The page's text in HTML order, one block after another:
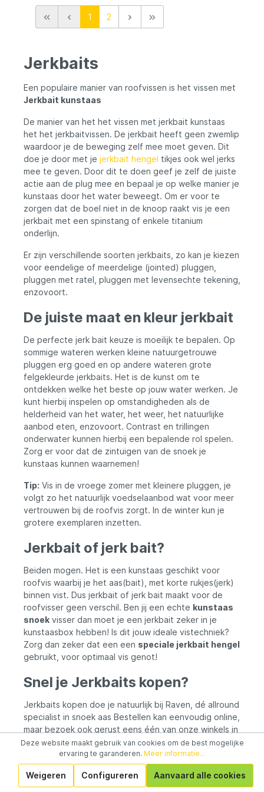
1 2
Jerkbaits
Een populaire manier van roofvissen is het vissen met
Jerkbait kunstaas
De manier van het het vissen met jerkbait kunstaas
het het jerkbaitvissen. De jerkbait heeft geen zwemlip
waardoor je de beweging zelf mee moet geven. Dit
doe je door met je jerkbait hengel tikjes ook wel jerks
mee te geven. Door dit te doen geef je zelf de juiste
actie aan de plug mee en bepaal je op welke manier je
kunstaas door het water beweegt. Om er voor te
zorgen dat de boel niet in de knoop raakt vis je een
jerkbait met een spinstang of enkele titanium
onderlijn.
Er zijn verschillende soorten jerkbaits, zo kan je kiezen
voor eendelige of meerdelige (jointed) pluggen,
pluggen met ratel, pluggen met levensechte tekening,
enzovoort.
De juiste maat en kleur jerkbait
De perfecte jerk bait keuze is moeilijk te bepalen. Op
sommige wateren werken kleine natuurgetrouwe
pluggen erg goed en op andere wateren grote
felgekleurde jerkbaits. Het is de kunst om te
ontdekken welke het beste op jouw water werken. Je
kunt hierbij inspelen op omstandigheden als de
helderheid van het water, het weer, het natuurlijke
aanbod eten, enzovoort. Contrast en trillingen
onderwater kunnen hierbij een bepalende rol spelen.
Zorg er voor dat de zintuigen van de snoek je
kunstaas kunnen waarnemen!
Tip: Vis in de vroege zomer met kleinere pluggen, je
volgt zo het natuurlijk voedselaanbod wat voor meer
vertrouwen bij de roofvis zorgt. In de winter kun je
grotere exemplaren inzetten.
Jerkbait of jerk bait?
Beiden mogen. Het is een kunstaas geschikt voor
roofvis waarbij je het aas(bait), met korte rukjes(jerk)
binnen vist. Dus jerkbait of jerk bait maakt voor de
roofvisser geen verschil. Ben jij een echte kunstaas
snoek visser dan moet je een jerkbait zeker in je
kunstaasbox hebben! Is dit jouw ideale vistechniek?
Zorg dan zeker dat een een speciale jerkbait hengel
gebruikt, voor optimaal vis genot!
Snel je Jerkbaits kopen?
Jerkbaits kopen doe je natuurlijk bij Raven, dé allround
specialist in snoek aas Bestellen kan eenvoudig online,
maar bezoek ook gerust eens één van onze winkels in
Lelystad, of Steenwijk. Daar kunnen we je ook alles
vertellen over de verschillen tussen diverse soorten
jerkbaits. Bellen en mailen voor advies mag natuurlijk
ook altijd! We wensen je alvast veel visplezier van je
Deze website maakt gebruik van cookies om de best mogelijke
ervaring te garanderen. Meer informatie...
Weigeren Configureren Aanvaard alle cookies